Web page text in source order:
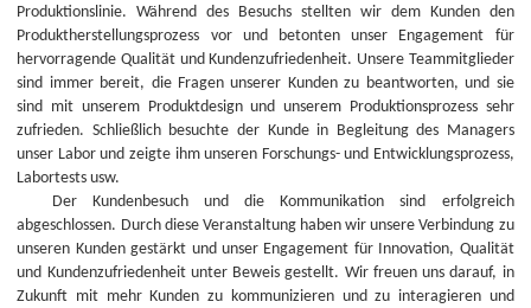
Produktionslinie. Während des Besuchs stellten wir dem Kunden den
Produktherstellungsprozess vor und betonten unser Engagement für
hervorragende Qualität und Kundenzufriedenheit. Unsere Teammitglieder
sind immer bereit, die Fragen unserer Kunden zu beantworten, und sie
sind mit unserem Produktdesign und unserem Produktionsprozess sehr
zufrieden. Schließlich besuchte der Kunde in Begleitung des Managers
unser Labor und zeigte ihm unseren Forschungs- und Entwicklungsprozess,
Labortests usw.
Der Kundenbesuch und die Kommunikation sind erfolgreich
abgeschlossen. Durch diese Veranstaltung haben wir unsere Verbindung zu
unseren Kunden gestärkt und unser Engagement für Innovation, Qualität
und Kundenzufriedenheit unter Beweis gestellt. Wir freuen uns darauf, in
Zukunft mit mehr Kunden zu kommunizieren und zu interagieren und